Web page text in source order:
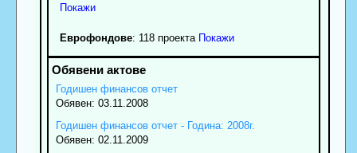
Покажи
Еврофондове: 118 проекта Покажи
Годишен финансов отчет
Обявен: 03.11.2008
Годишен финансов отчет - Година: 2008г.
Обявен: 02.11.2009